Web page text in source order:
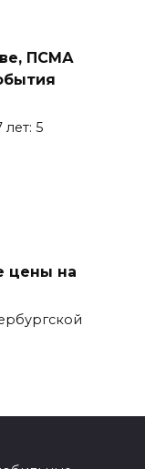
ПСМА
5
цены на